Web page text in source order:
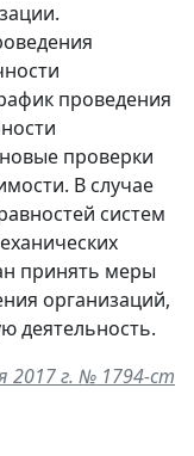
проведения
проверки
В случае
систем
принять меры
организаций,
деятельность.
2017 г. № 1794-ст